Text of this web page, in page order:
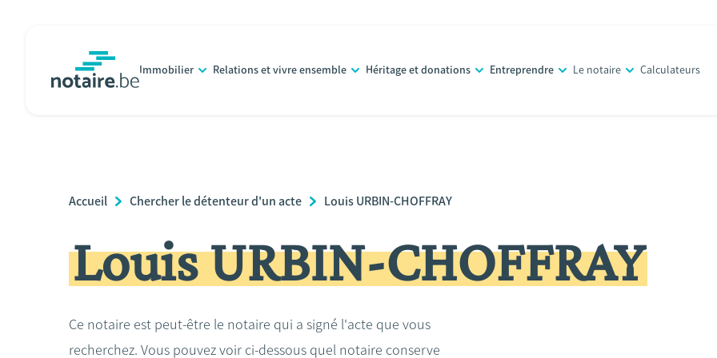
principal
Immobilier Relations et vivre ensemble Héritage et donations Entreprendre Le notaire Calculateurs
Breadcrumb
Accueil Chercher le détenteur d'un acte Louis URBIN-CHOFFRAY
Louis URBIN-CHOFFRAY
Ce notaire est peut-être le notaire qui a signé l'acte que vous
recherchez. Vous pouvez voir ci-dessous quel notaire conserve